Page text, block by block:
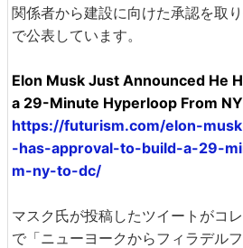
関係者から建設に向けた承認を取
で公表しています。
Elon Musk Just Announced He
a 29-Minute Hyperloop From
https://futurism.com/elon-
-has-approval-to-build-a-29-
m-ny-to-dc/
マスク氏が投稿したツイートがコ
で「ニューヨークからフィラデル